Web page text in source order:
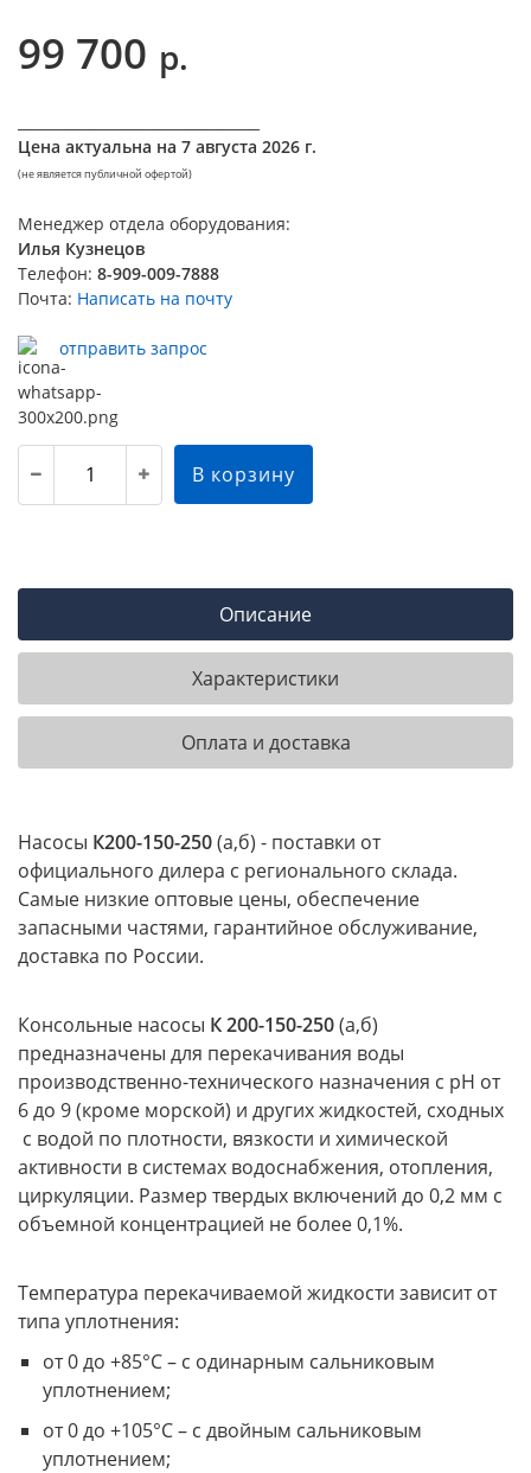
99 700 р.
Цена актуальна на 7 августа 2026 г.
(не является публичной офертой)
Менеджер отдела оборудования:
Илья Кузнецов
Телефон: 8-909-009-7888
Почта: Написать на почту
отправить запрос
В корзину
Описание
Характеристики
Оплата и доставка
Насосы К200-150-250(а,б) - поставки от
официального дилера с регионального склада.
Самые низкие оптовые цены, обеспечение
запасными частями, гарантийное обслуживание,
доставка по России.
Консольные насосы К 200-150-250(а,б)
предназначены для перекачивания воды
производственно-технического назначения с pH от
6 до 9 (кроме морской) и других жидкостей, сходных
с водой по плотности, вязкости и химической
активности в системах водоснабжения, отопления,
циркуляции. Размер твердых включений до 0,2 мм с
объемной концентрацией не более 0,1%.
Температура перекачиваемой жидкости зависит от
типа уплотнения:
от 0 до +85°С – с одинарным сальниковым
уплотнением;
от 0 до +105°С – с двойным сальниковым
уплотнением;